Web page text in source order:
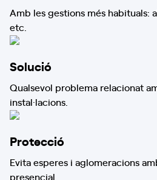
Amb les gestions més habituals:
etc.
Solució
Qualsevol problema relacionat
instal·lacions.
Protecció
Evita esperes i aglomeracions
presencial.